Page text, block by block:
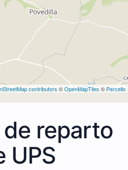
contributors ©OpenMapTiles © Parcello
reparto
UPS